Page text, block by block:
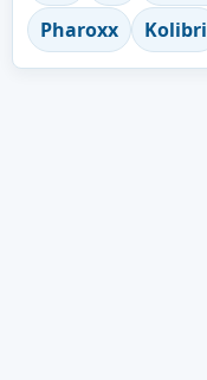
Pharoxx Kolibri